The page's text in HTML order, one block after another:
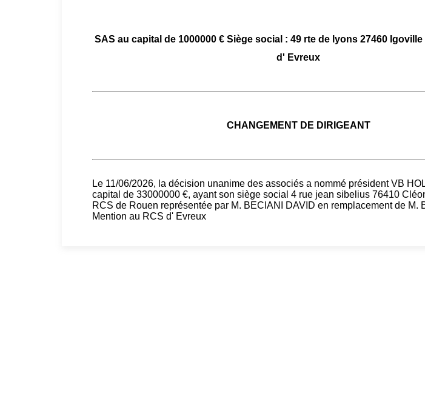
SAS au capital de 1000000 € Siège social : 49 rte de lyons 27460 Igoville
d' Evreux
CHANGEMENT DE DIRIGEANT
Le 11/06/2026, la décision unanime des associés a nommé président VB
capital de 33000000 €, ayant son siège social 4 rue jean sibelius 76410
RCS de Rouen représentée par M. BECIANI DAVID en remplacement de M.
Mention au RCS d' Evreux